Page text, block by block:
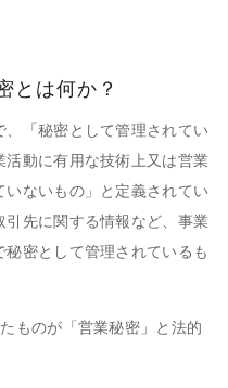
とは何か？
「秘密として管理されてい
動に有用な技術上又は営業
ないもの」と定義されてい
先に関する情報など、事業
密として管理されているも
ものが「営業秘密」と法的